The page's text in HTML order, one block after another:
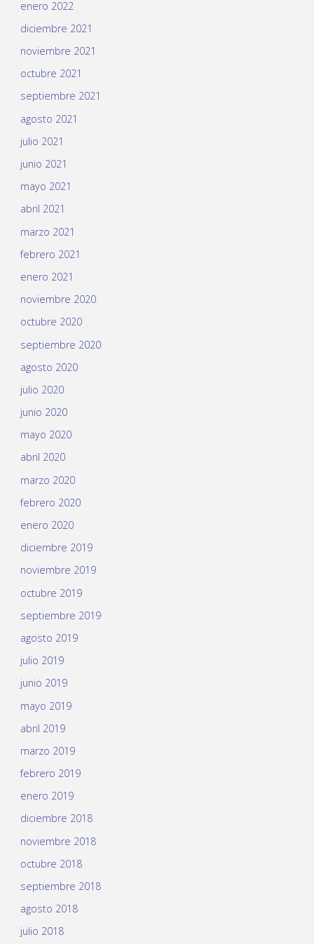
enero 2022
diciembre 2021
noviembre 2021
octubre 2021
septiembre 2021
agosto 2021
julio 2021
junio 2021
mayo 2021
abril 2021
marzo 2021
febrero 2021
enero 2021
noviembre 2020
octubre 2020
septiembre 2020
agosto 2020
julio 2020
junio 2020
mayo 2020
abril 2020
marzo 2020
febrero 2020
enero 2020
diciembre 2019
noviembre 2019
octubre 2019
septiembre 2019
agosto 2019
julio 2019
junio 2019
mayo 2019
abril 2019
marzo 2019
febrero 2019
enero 2019
diciembre 2018
noviembre 2018
octubre 2018
septiembre 2018
agosto 2018
julio 2018